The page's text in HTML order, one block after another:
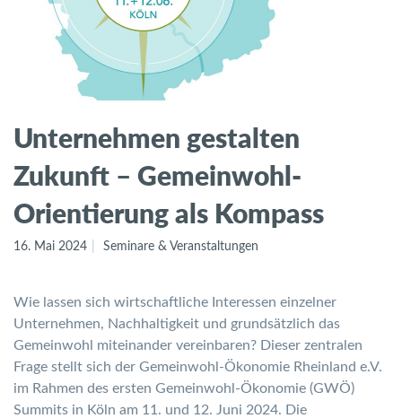
Unternehmen gestalten
Zukunft – Gemeinwohl-
Orientierung als Kompass
16. Mai 2024 Seminare & Veranstaltungen
Wie lassen sich wirtschaftliche Interessen einzelner
Unternehmen, Nachhaltigkeit und grundsätzlich das
Gemeinwohl miteinander vereinbaren? Dieser zentralen
Frage stellt sich der Gemeinwohl-Ökonomie Rheinland e.V.
im Rahmen des ersten Gemeinwohl-Ökonomie (GWÖ)
Summits in Köln am 11. und 12. Juni 2024. Die